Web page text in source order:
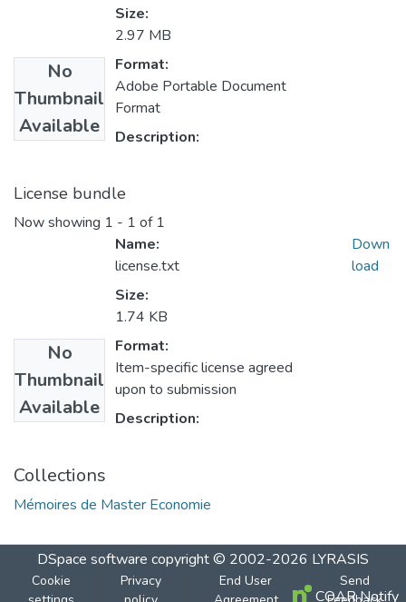
No
Thumbnail
Available
Size:
2.97 MB
Format:
Adobe Portable Document
Format
Description:
License bundle
Now showing 1 - 1 of 1
No
Thumbnail
Available
Name:
license.txt
Size:
1.74 KB
Format:
Item-specific license agreed
upon to submission
Description:
Down
load
Collections
Mémoires de Master Economie
DSpace software copyright © 2002-2026 LYRASIS
Cookie
Privacy
End User
Send
COAR Notify